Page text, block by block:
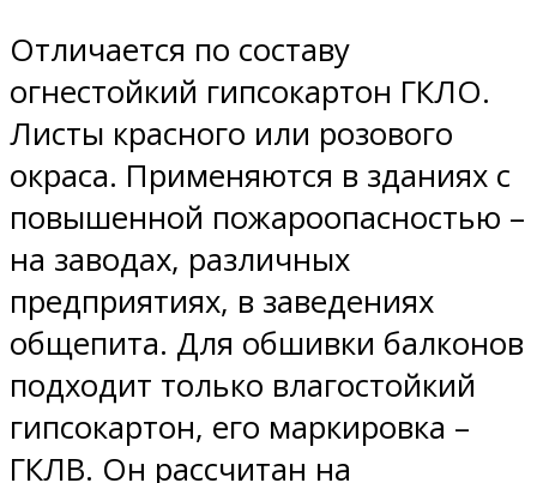
Отличается по составу
огнестойкий гипсокартон ГКЛО.
Листы красного или розового
окраса. Применяются в зданиях с
повышенной пожароопасностью –
на заводах, различных
предприятиях, в заведениях
общепита. Для обшивки балконов
подходит только влагостойкий
гипсокартон, его маркировка –
ГКЛВ. Он рассчитан на